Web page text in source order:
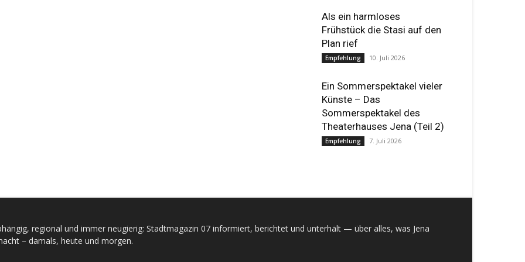
Als ein harmloses
Frühstück die Stasi auf den
Plan rief
Empfehlung 10. Juli 2026
Ein Sommerspektakel vieler
Künste – Das
Sommerspektakel des
Theaterhauses Jena (Teil 2)
Empfehlung 7. Juli 2026
regional und immer neugierig: Stadtmagazin 07 informiert, berichtet und unterhält — über alles, was Jena
– damals, heute und morgen.